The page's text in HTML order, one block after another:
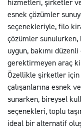
hizmetleri, şirketler
esnek çözümler
seçenekleriyle, filo
çözümler sunulurken,
uygun, bakımı
gerektirmeyen araç
Özellikle şirketler
çalışanlarına esnek
sunarken, bireysel
seçenekleri, toplu
ideal bir alternatif